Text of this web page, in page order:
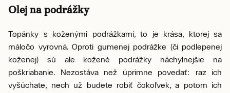
Olej na podrážky
Topánky s koženými podrážkami, to je krása, ktorej sa
máločo vyrovná. Oproti gumenej podrážke (či podlepenej
koženej) sú ale kožené podrážky náchylnejšie na
poškriabanie. Nezostáva než úprimne povedať: raz ich
vyšúchate, nech už budete robiť čokoľvek, a potom ich